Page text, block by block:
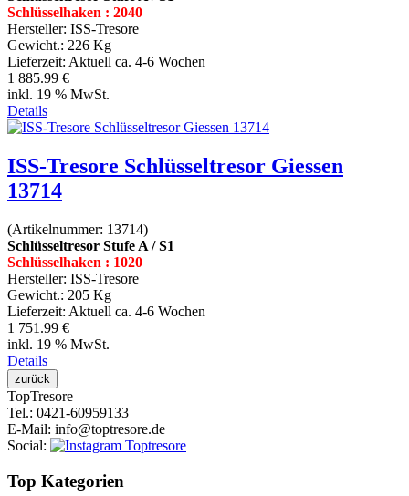
Schlüsselhaken : 2040
Hersteller: ISS-Tresore
Gewicht.: 226 Kg
Lieferzeit: Aktuell ca. 4-6 Wochen
1 885.99 €
inkl. 19 % MwSt.
Details
ISS-Tresore Schlüsseltresor Giessen
13714
(Artikelnummer: 13714)
Schlüsseltresor Stufe A / S1
Schlüsselhaken : 1020
Hersteller: ISS-Tresore
Gewicht.: 205 Kg
Lieferzeit: Aktuell ca. 4-6 Wochen
1 751.99 €
inkl. 19 % MwSt.
Details
TopTresore
Tel.: 0421-60959133
E-Mail: info@toptresore.de
Social:
Top Kategorien